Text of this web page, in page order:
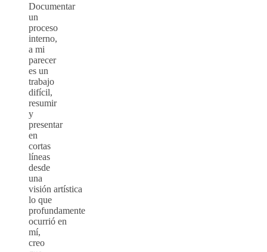
Documentar
un
proceso
interno,
a mi
parecer
es un
trabajo
difícil,
resumir
y
presentar
en
cortas
líneas
desde
una
visión artística
lo que
profundamente
ocurrió en
mí,
creo